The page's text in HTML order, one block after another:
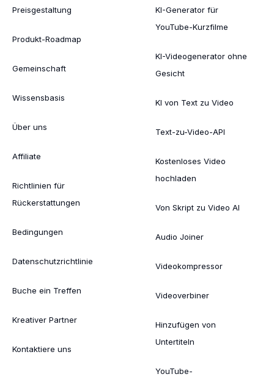
Preisgestaltung
Produkt-Roadmap
Gemeinschaft
Wissensbasis
Über uns
Affiliate
Richtlinien für
Rückerstattungen
Bedingungen
Datenschutzrichtlinie
Buche ein Treffen
Kreativer Partner
Kontaktiere uns
KI-Generator für
YouTube-Kurzfilme
KI-Videogenerator ohne
Gesicht
KI von Text zu Video
Text-zu-Video-API
Kostenloses Video
hochladen
Von Skript zu Video AI
Audio Joiner
Videokompressor
Videoverbiner
Hinzufügen von
Untertiteln
YouTube-